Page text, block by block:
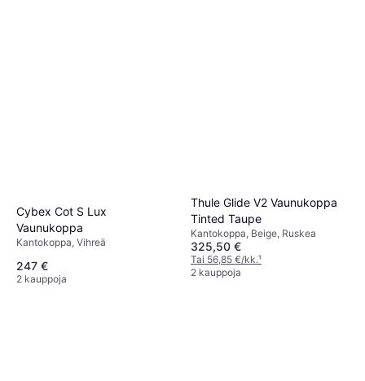
Cybex Cot S Lux
Vaunukoppa
Kantokoppa, Vihreä
247 €
2 kauppoja
Thule Glide V2 Vaunukoppa
Tinted Taupe
Kantokoppa, Beige, Ruskea
325,50 €
Tai 56,85 €/kk.¹
2 kauppoja